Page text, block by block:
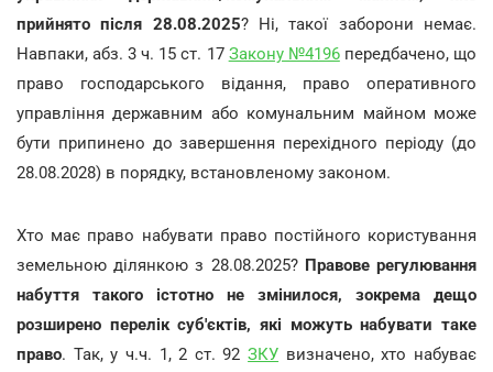
прийнято після 28.08.2025? Ні, такої заборони немає.
Навпаки, абз. 3 ч. 15 ст. 17 Закону №4196передбачено, що
право господарського відання, право оперативного
управління державним або комунальним майном може
бути припинено до завершення перехідного періоду (до
28.08.2028) в порядку, встановленому законом.
Хто має право набувати право постійного користування
земельною ділянкою з 28.08.2025? Правове регулювання
набуття такого істотно не змінилося, зокрема дещо
розширено перелік суб'єктів, які можуть набувати таке
право. Так, у ч.ч. 1, 2 ст. 92ЗКУ визначено, хто набуває